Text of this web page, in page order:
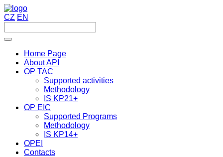
CZ EN
Home Page
About API
OP TAC
Supported activities
Methodology
IS KP21+
OP EIC
Supported Programs
Methodology
IS KP14+
OPEI
Contacts